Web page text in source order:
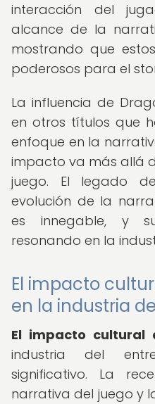
interacción del
alcance de la
mostrando que
poderosos para el
La influencia de
en otros títulos que
enfoque en la
impacto va más allá
juego. El legado
evolución de la
es innegable, y
resonando en la
El impacto
en la industria
El impacto cultural
industria del
significativo. La
narrativa del juego y